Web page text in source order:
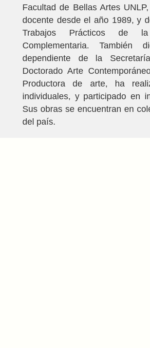
Facultad de Bellas Artes
docente desde el año 1989, y
Trabajos Prácticos de
Complementaria.
dependiente de la
Doctorado Arte
Productora de arte, ha
individuales, y participado en
Sus obras se encuentran en
del país.